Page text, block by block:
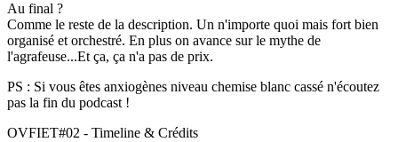
Au final ?
Comme le reste de la description. Un n'importe quoi mais fort bien
organisé et orchestré. En plus on avance sur le mythe de
l'agrafeuse...Et ça, ça n'a pas de prix.
PS : Si vous êtes anxiogènes niveau chemise blanc cassé n'écoutez
pas la fin du podcast !
OVFIET#02 - Timeline & Crédits